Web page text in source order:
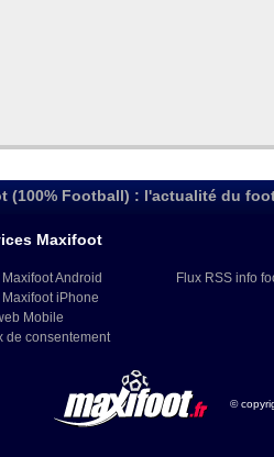
(100% Football) : l'actualité du
Maxifoot
Android
iPhone
Mobile
de consentement
Flux RSS info
©